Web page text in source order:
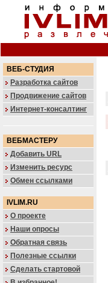
ВЕБ-СТУДИЯ
Разработка сайтов
Продвижение сайтов
Интернет-консалтинг
ВЕБМАСТЕРУ
Добавить URL
Изменить ресурс
Обмен ссылками
IVLIM.RU
О проекте
Наши опросы
Обратная связь
Полезные ссылки
Сделать стартовой